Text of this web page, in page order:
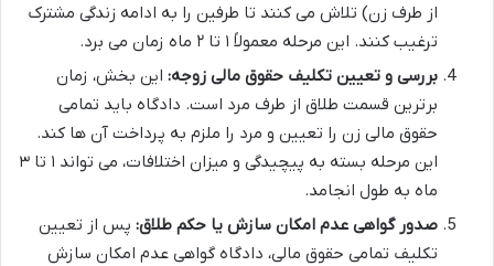
از طرف زن) تلاش می کنند تا طرفین را به ادامه زندگی مشترک
ترغیب کنند. این مرحله معمولاً ۱ تا ۲ ماه زمان می برد.
بررسی و تعیین تکلیف حقوق مالی زوجه: این بخش، زمان
برترین قسمت طلاق از طرف مرد است. دادگاه باید تمامی
حقوق مالی زن را تعیین و مرد را ملزم به پرداخت آن ها کند.
این مرحله بسته به پیچیدگی و میزان اختلافات، می تواند ۱ تا ۳
ماه به طول انجامد.
صدور گواهی عدم امکان سازش یا حکم طلاق: پس از تعیین
تکلیف تمامی حقوق مالی، دادگاه گواهی عدم امکان سازش